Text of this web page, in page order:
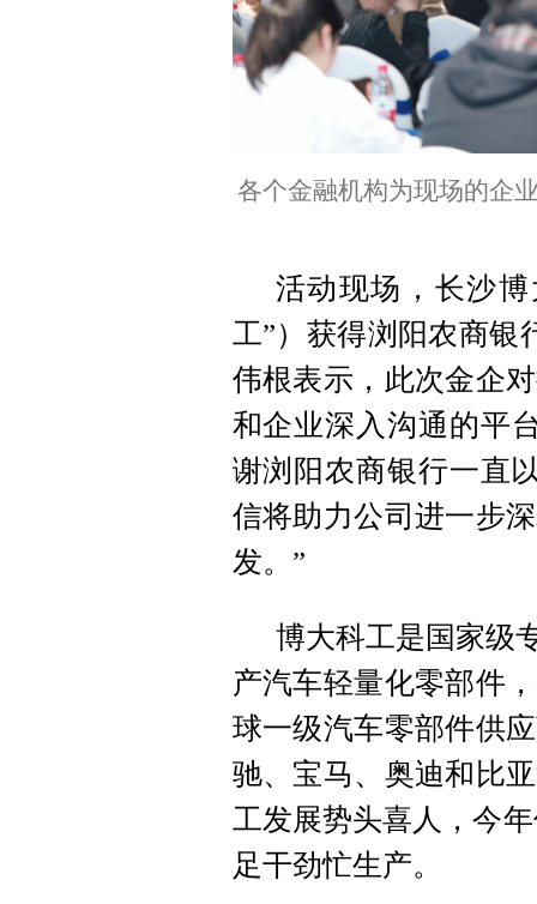
各个金融机构为现场的企
活动现场，长沙
工”）获得浏阳农商银
伟根表示，此次金企
和企业深入沟通的平
谢浏阳农商银行一直
信将助力公司进一步
发。”
博大科工是国家级
产汽车轻量化零部件
球一级汽车零部件供
驰、宝马、奥迪和比
工发展势头喜人，今
足干劲忙生产。